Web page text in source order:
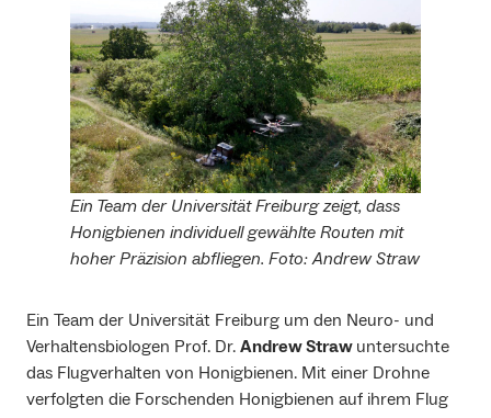
Ein Team der Universität Freiburg zeigt, dass
Honigbienen individuell gewählte Routen mit
hoher Präzision abfliegen. Foto: Andrew Straw
Ein Team der Universität Freiburg um den Neuro- und
Verhaltensbiologen Prof. Dr. Andrew Straw untersuchte
das Flugverhalten von Honigbienen. Mit einer Drohne
verfolgten die Forschenden Honigbienen auf ihrem Flug